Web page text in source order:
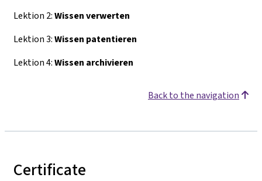
Lektion 2:Wissen verwerten
Lektion 3:Wissen patentieren
Lektion 4:Wissen archivieren
Back to the navigation
Certificate